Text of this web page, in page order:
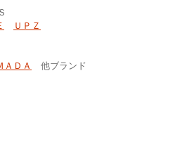
ＵＰＺ
ＡＤＡ 他ブランド